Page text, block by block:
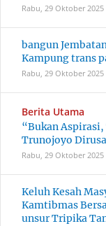
Rabu, 29 Oktober 2025
bangun
Kampung trans
Rabu, 29 Oktober 2025
Berita Utama
“Bukan
Trunojoyo
Rabu, 29 Oktober 2025
Keluh Kesah
Kamtibmas
unsur Tripika